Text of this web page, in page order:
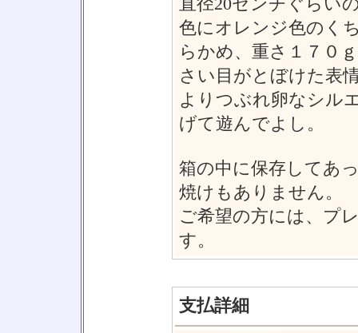
色にオレンジ色のく
らかめ、重さ１７０
さい目がとぼけた表
よりつぶれ卵なシル
げて遊んでよし。
箱の中に保存してあ
焼けもありません。
ご希望の方には、プ
す。
支払詳細